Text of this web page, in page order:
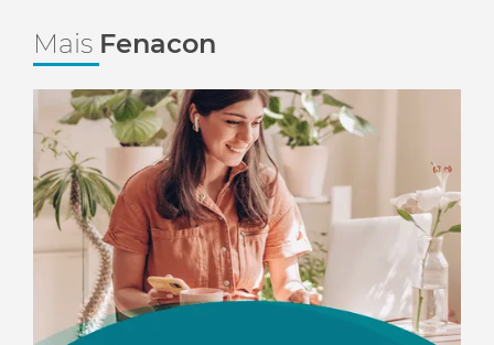
Mais Fenacon